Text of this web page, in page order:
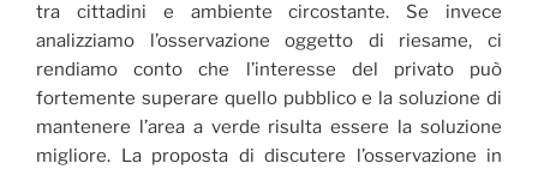
tra cittadini e ambiente circostante. Se invece
analizziamo l’osservazione oggetto di riesame, ci
rendiamo conto che l’interesse del privato può
fortemente superare quello pubblico e la soluzione di
mantenere l’area a verde risulta essere la soluzione
migliore. La proposta di discutere l’osservazione in